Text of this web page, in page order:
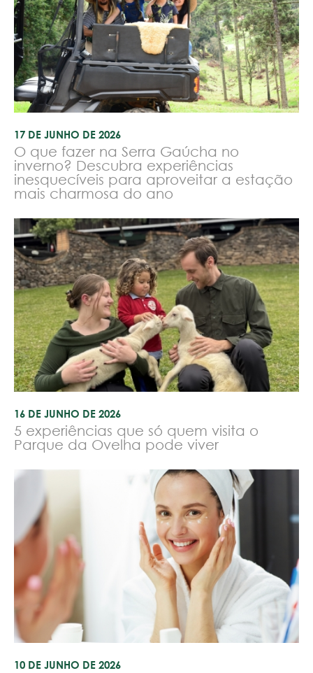
17 DE JUNHO DE 2026
O que fazer na Serra Gaúcha no
inverno? Descubra experiências
inesquecíveis para aproveitar a estação
mais charmosa do ano
16 DE JUNHO DE 2026
5 experiências que só quem visita o
Parque da Ovelha pode viver
10 DE JUNHO DE 2026